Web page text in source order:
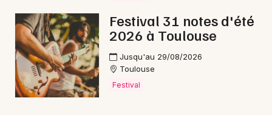
Festival 31 notes d'été
2026 à Toulouse
Jusqu'au 29/08/2026
Toulouse
Festival